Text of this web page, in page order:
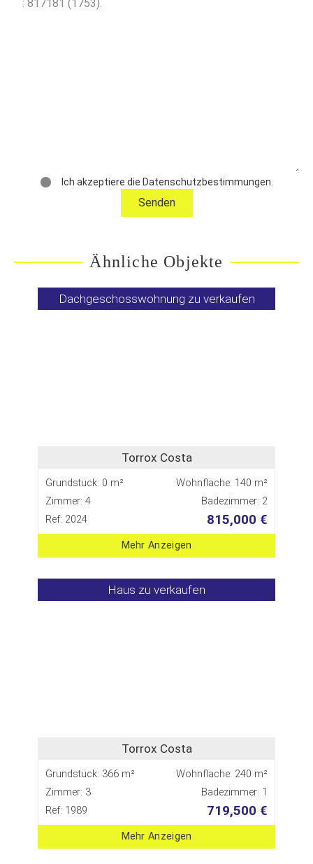
Ich akzeptiere die Datenschutzbestimmungen.
Ähnliche Objekte
Dachgeschosswohnung zu verkaufen
Torrox Costa
Grundstück: 0 m²
Wohnfläche: 140 m²
Zimmer: 4
Badezimmer: 2
Ref: 2024
815,000 €
Mehr Anzeigen
Haus zu verkaufen
Torrox Costa
Grundstück: 366 m²
Wohnfläche: 240 m²
Zimmer: 3
Badezimmer: 1
Ref: 1989
719,500 €
Mehr Anzeigen